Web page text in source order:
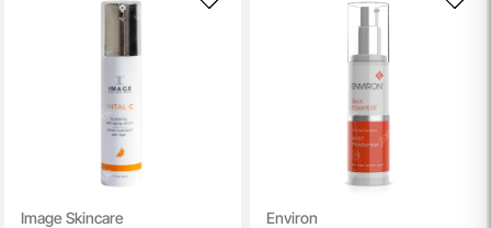
Image Skincare Environ